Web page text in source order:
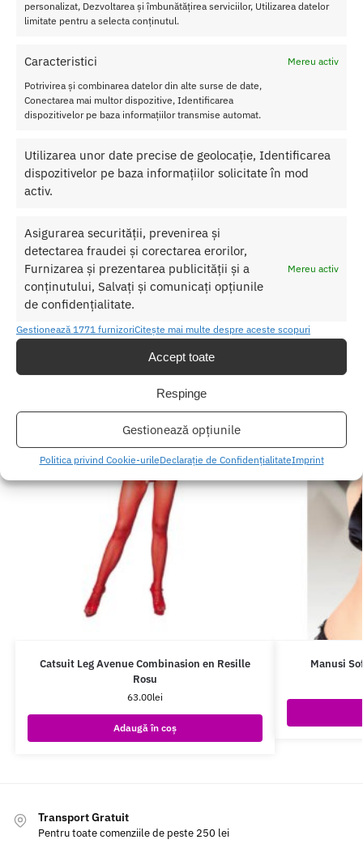
personalizat, Dezvoltarea și îmbunătățirea serviciilor, Utilizarea datelor
limitate pentru a selecta conținutul.
Caracteristici
Mereu activ
Potrivirea și combinarea datelor din alte surse de date,
Conectarea mai multor dispozitive, Identificarea
dispozitivelor pe baza informațiilor transmise automat.
Utilizarea unor date precise de geolocație, Identificarea
dispozitivelor pe baza informațiilor solicitate în mod
activ.
Asigurarea securității, prevenirea și
detectarea fraudei și corectarea erorilor,
Furnizarea și prezentarea publicității și a
conținutului, Salvați și comunicați opțiunile
de confidențialitate.
Mereu activ
Gestionează 1771 furnizoriCitește mai multe despre aceste scopuri
Accept toate
Respinge
Gestionează opțiunile
Politica privind Cookie-urileDeclarație de ConfidențialitateImprint
calitati
ale
ei sexy
urmato
arele:
· Elastan 13%
Culoare: Negru
SKU: Nu se aplică
Categorii: Costume si Seturi,LENJERIE FEMEI
Produse similare
Catsuit Leg Avenue Combinasion en Resille
Rosu
63.00lei
Adaugă în coș
Manusi
Transport Gratuit
Pentru toate comenziile de peste 250 lei